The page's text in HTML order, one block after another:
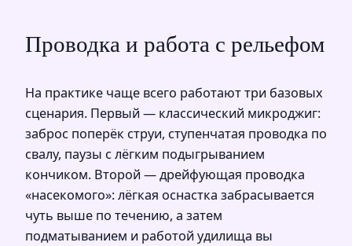
Проводка и работа с рельефом
На практике чаще всего работают три базовых
сценария. Первый — классический микроджиг:
заброс поперёк струи, ступенчатая проводка по
свалу, паузы с лёгким подыгрыванием
кончиком. Второй — дрейфующая проводка
«насекомого»: лёгкая оснастка забрасывается
чуть выше по течению, а затем
подматыванием и работой удилища вы